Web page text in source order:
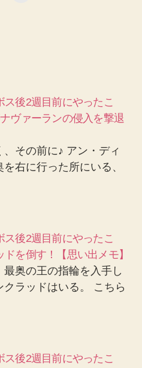
ス後2週目前にやったこ
ヴァーランの侵入を撃退
その前に♪ アン・ディ
右に行った所にいる、
ス後2週目前にやったこ
を倒す！【思い出メモ】
奥の王の指輪を入手し
ラッドはいる。 こちら
ス後2週目前にやったこ